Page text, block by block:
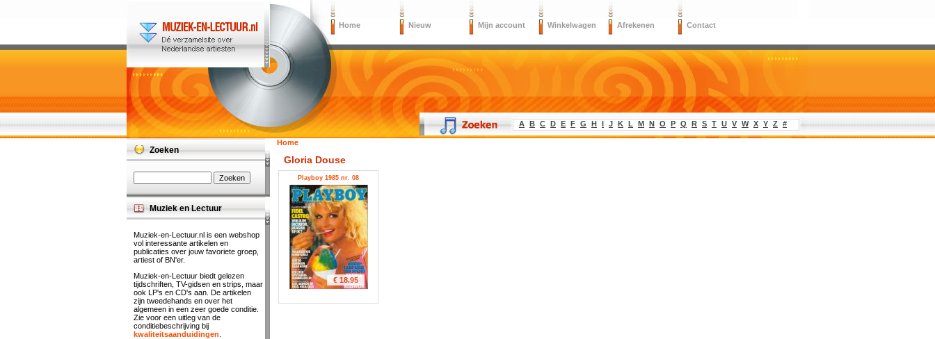
Home Nieuw Mijn account Winkelwagen Afrekenen Contact
A B C D E F G H I J K L M N O P Q R S T U V W X Y Z #
Home
Gloria Douse
Playboy 1985 nr. 08
€ 18.95
Zoeken
Muziek en Lectuur
Muziek-en-Lectuur.nl is een webshop
vol interessante artikelen en
publicaties over jouw favoriete groep,
artiest of BN'er.
Muziek-en-Lectuur biedt gelezen
tijdschriften, TV-gidsen en strips, maar
ook LP's en CD's aan. De artikelen
zijn tweedehands en over het
algemeen in een zeer goede conditie.
Zie voor een uitleg van de
conditiebeschrijving bij
kwaliteitsaanduidingen